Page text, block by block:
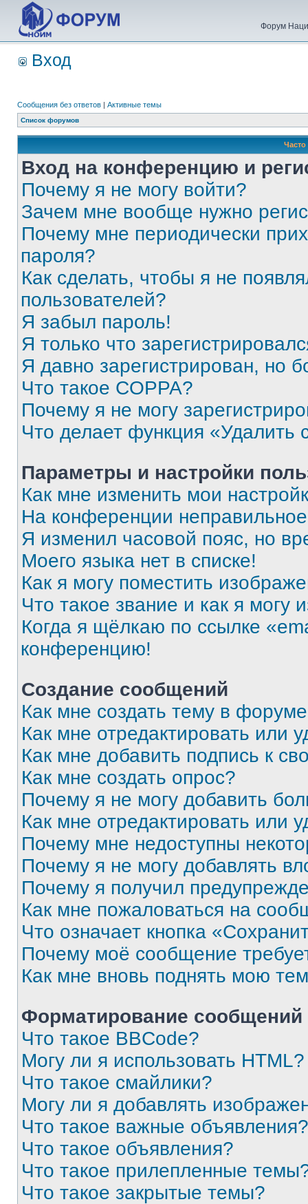
Форум
Вход
Сообщения без ответов | Активные темы
Список форумов
Вход на конференцию и
Почему я не могу войти?
Зачем мне вообще нужно
Почему мне периодически
пароля?
Как сделать, чтобы я не
пользователей?
Я забыл пароль!
Я только что
Я давно зарегистрирован, но
Что такое COPPA?
Почему я не могу
Что делает функция «Удалить
Параметры и настройки
Как мне изменить мои
На конференции
Я изменил часовой пояс, но
Моего языка нет в списке!
Как я могу поместить
Что такое звание и как я могу
Когда я щёлкаю по ссылке
конференцию!
Создание сообщений
Как мне создать тему в
Как мне отредактировать или
Как мне добавить подпись к
Как мне создать опрос?
Почему я не могу добавить
Как мне отредактировать или
Почему мне недоступны
Почему я не могу добавлять
Почему я получил
Как мне пожаловаться на
Что означает кнопка
Почему моё сообщение
Как мне вновь поднять мою
Форматирование
Что такое BBCode?
Могу ли я использовать HTML?
Что такое смайлики?
Могу ли я добавлять
Что такое важные объявления?
Что такое объявления?
Что такое прилепленные
Что такое закрытые темы?